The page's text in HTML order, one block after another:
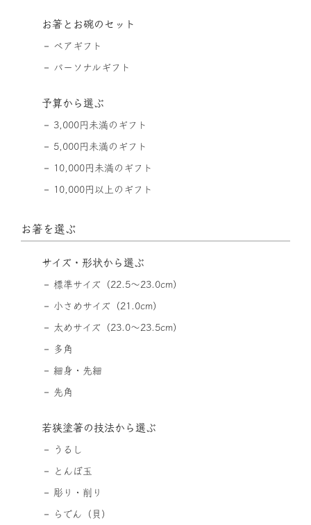
お箸とお碗のセット
ペアギフト
パーソナルギフト
予算から選ぶ
3,000円未満のギフト
5,000円未満のギフト
10,000円未満のギフト
10,000円以上のギフト
お箸を選ぶ
サイズ・形状から選ぶ
標準サイズ（22.5〜23.0cm）
小さめサイズ（21.0cm）
太めサイズ（23.0〜23.5cm）
多角
細身・先細
先角
若狭塗箸の技法から選ぶ
うるし
とんぼ玉
彫り・削り
らでん（貝）